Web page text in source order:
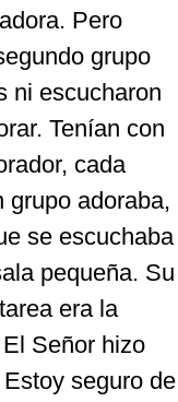
Pero
grupo
ni escucharon
Tenían con
cada
grupo adoraba,
se escuchaba
pequeña. Su
era la
El Señor hizo
seguro de